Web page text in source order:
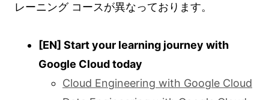
レーニング コースが異なっております。
[EN] Start your learning journey with
Google Cloud today
Cloud Engineering with Google Cloud